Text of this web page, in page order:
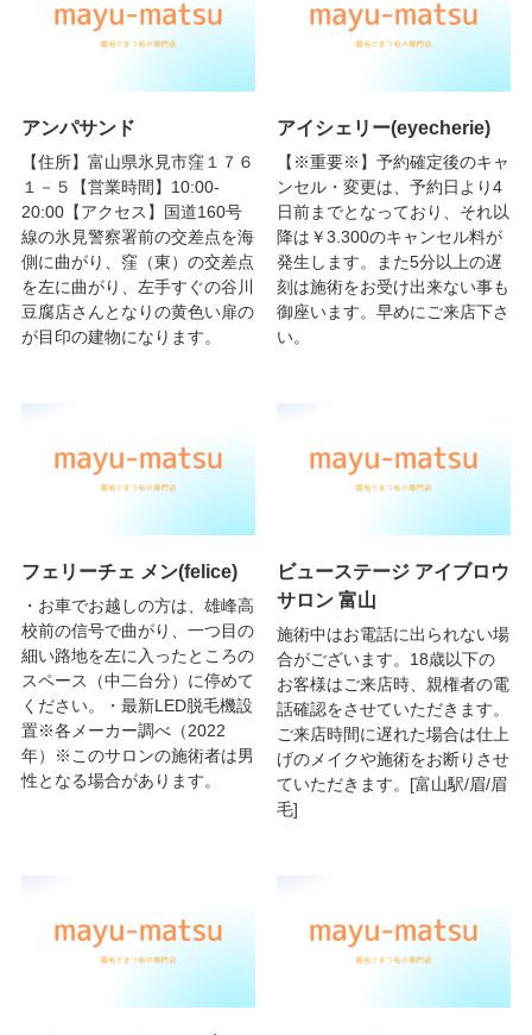
アンパサンド
【住所】富山県氷見市窪１７６
１－５【営業時間】10:00-
20:00【アクセス】国道160号
線の氷見警察署前の交差点を海
側に曲がり、窪（東）の交差点
を左に曲がり、左手すぐの谷川
豆腐店さんとなりの黄色い扉の
が目印の建物になります。
アイシェリー(eyecherie)
【※重要※】予約確定後のキャ
ンセル・変更は、予約日より4
日前までとなっており、それ以
降は￥3.300のキャンセル料が
発生します。また5分以上の遅
刻は施術をお受け出来ない事も
御座います。早めにご来店下さ
い。
フェリーチェ メン(felice)
・お車でお越しの方は、雄峰高
校前の信号で曲がり、一つ目の
細い路地を左に入ったところの
スペース（中二台分）に停めて
ください。・最新LED脱毛機設
置※各メーカー調べ（2022
年）※このサロンの施術者は男
性となる場合があります。
ビューステージ アイブロウ
サロン 富山
施術中はお電話に出られない場
合がございます。18歳以下の
お客様はご来店時、親権者の電
話確認をさせていただきます。
ご来店時間に遅れた場合は仕上
げのメイクや施術をお断りさせ
ていただきます。[富山駅/眉/眉
毛]